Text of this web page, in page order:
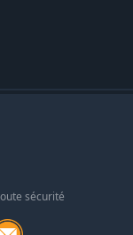
version, les joueurs
et Difficile), ajuster
du tambour à
d'origine
sécurité